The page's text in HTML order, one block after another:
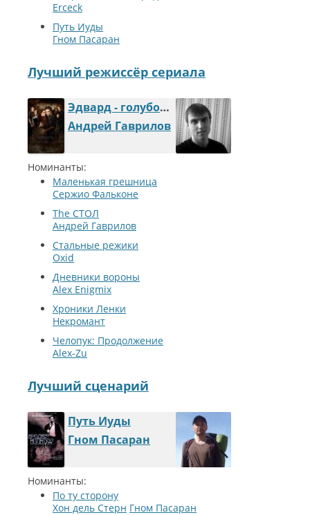
Erceck
Путь Иуды
Гном Пасаран
Лучший режиссёр сериала
Эдвард - голубой парень
Андрей Гаврилов
Номинанты:
Маленькая грешница
Сержио Фальконе
The СТОЛ
Андрей Гаврилов
Стальные режики
Oxid
Дневники вороны
Alex Enigmix
Хроники Ленки
Некромант
Челопук: Продолжение
Alex-Zu
Лучший сценарий
Путь Иуды
Гном Пасаран
Номинанты:
По ту сторону
Хон дель Стерн Гном Пасаран